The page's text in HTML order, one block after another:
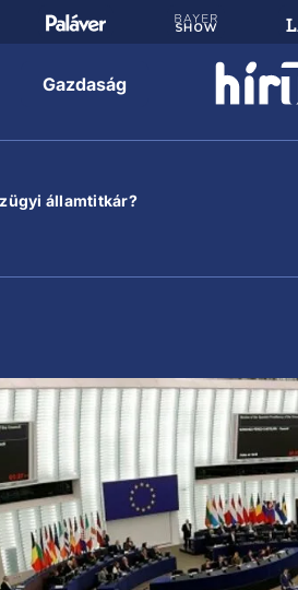
Gazdaság
államtitkár?